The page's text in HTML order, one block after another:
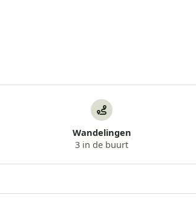
Wandelingen
3 in de buurt